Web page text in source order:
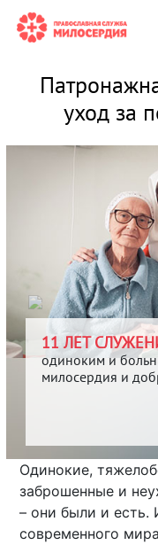
уход за
11 ЛЕТ
одиноким и
милосердия и
Одинокие,
заброшенные и
– они были и есть.
современного